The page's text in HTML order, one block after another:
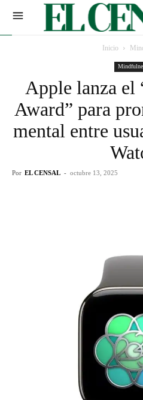
Inicio
Apple lanza el
Award” para
mental entre
Por EL CENSAL - octubre 13, 2025